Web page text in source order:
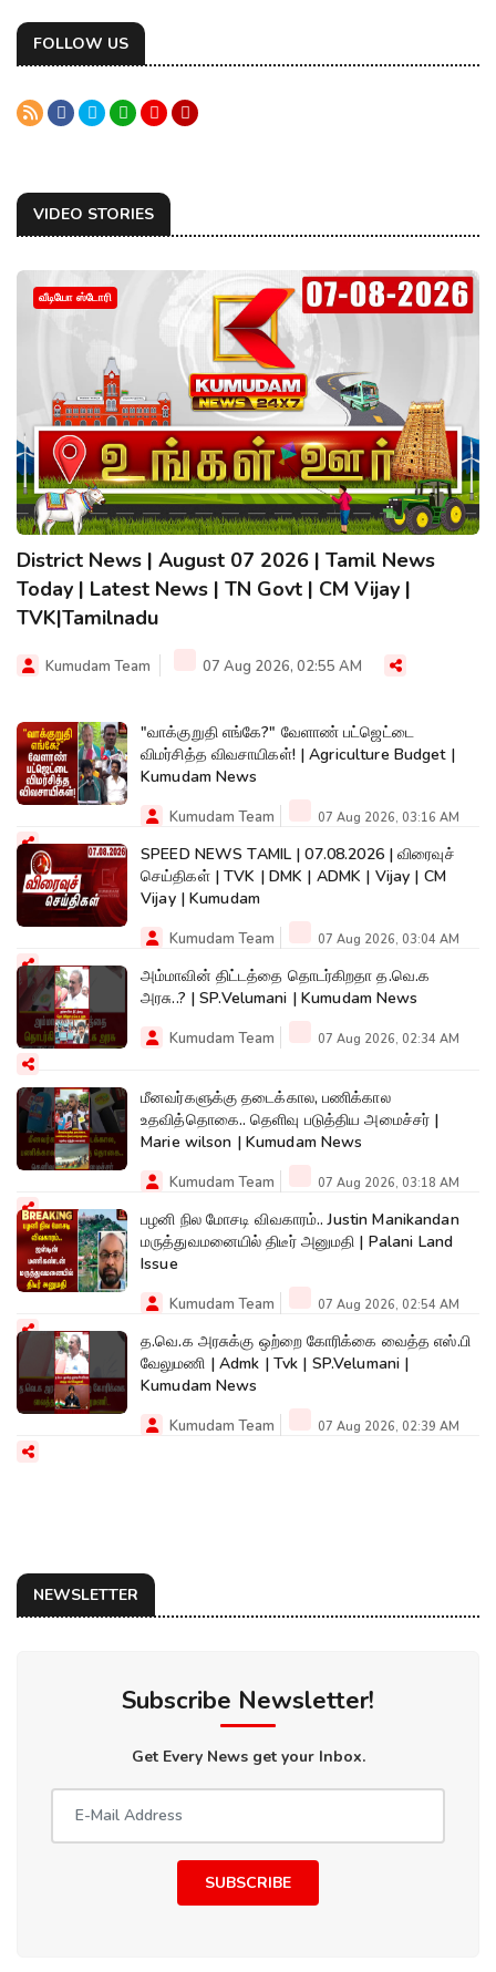
FOLLOW US
VIDEO STORIES
வீடியோ ஸ்டோரி
District News | August 07 2026 | Tamil News
Today | Latest News | TN Govt | CM Vijay |
TVK|Tamilnadu
Kumudam Team 07 Aug 2026, 02:55 AM
"வாக்குறுதி எங்கே?" வேளாண் பட்ஜெட்டை
விமர்சித்த விவசாயிகள்! | Agriculture Budget |
Kumudam News
Kumudam Team 07 Aug 2026, 03:16 AM
SPEED NEWS TAMIL | 07.08.2026 | விரைவுச்
செய்திகள் | TVK | DMK | ADMK | Vijay | CM
Vijay | Kumudam
Kumudam Team 07 Aug 2026, 03:04 AM
அம்மாவின் திட்டத்தை தொடர்கிறதா த.வெ.க
அரசு..? | SP.Velumani | Kumudam News
Kumudam Team 07 Aug 2026, 02:34 AM
மீனவர்களுக்கு தடைக்கால, பணிக்கால
உதவித்தொகை.. தெளிவு படுத்திய அமைச்சர் |
Marie wilson | Kumudam News
Kumudam Team 07 Aug 2026, 03:18 AM
பழனி நில மோசடி விவகாரம்.. Justin Manikandan
மருத்துவமனையில் திடீர் அனுமதி | Palani Land
Issue
Kumudam Team 07 Aug 2026, 02:54 AM
த.வெ.க அரசுக்கு ஒற்றை கோரிக்கை வைத்த எஸ்.பி
வேலுமணி | Admk | Tvk | SP.Velumani |
Kumudam News
Kumudam Team 07 Aug 2026, 02:39 AM
NEWSLETTER
Subscribe Newsletter!
Get Every News get your Inbox.
SUBSCRIBE